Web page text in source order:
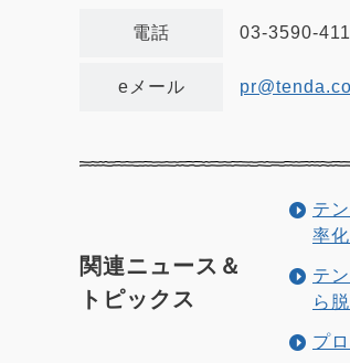
電話 03-3590-
eメール
関連ニュース＆
トピックス
テ
率
テ
ら
プ